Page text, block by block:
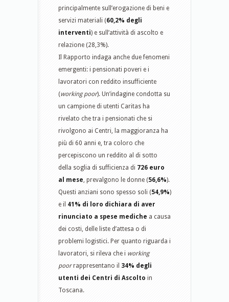
principalmente sull’erogazione di beni e
servizi materiali (60,2% degli
interventi) e sull’attività di ascolto e
relazione (28,3%).
Il Rapporto indaga anche due fenomeni
emergenti: i pensionati poveri e i
lavoratori con reddito insufficiente
(working poor). Un’indagine condotta su
un campione di utenti Caritas ha
rivelato che tra i pensionati che si
rivolgono ai Centri, la maggioranza ha
più di 60 anni e, tra coloro che
percepiscono un reddito al di sotto
della soglia di sufficienza di 726 euro
al mese, prevalgono le donne (56,6%).
Questi anziani sono spesso soli (54,9%)
e il 41% di loro dichiara di aver
rinunciato a spese mediche a causa
dei costi, delle liste d’attesa o di
problemi logistici. Per quanto riguarda i
lavoratori, si rileva che i working
poorrappresentano il 34% degli
utenti dei Centri di Ascolto in
Toscana.